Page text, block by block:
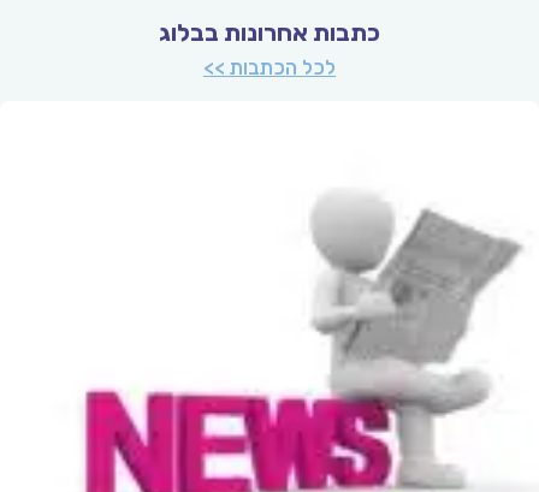
כתבות אחרונות בבלוג
לכל הכתבות >>